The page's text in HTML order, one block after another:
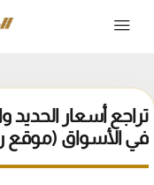
تراجع أسعار الحديد
في الأسواق